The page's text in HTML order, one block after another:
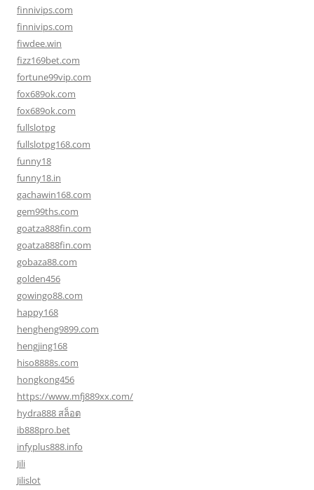
finnivips.com
finnivips.com
fiwdee.win
fizz169bet.com
fortune99vip.com
fox689ok.com
fox689ok.com
fullslotpg
fullslotpg168.com
funny18
funny18.in
gachawin168.com
gem99ths.com
goatza888fin.com
goatza888fin.com
gobaza88.com
golden456
gowingo88.com
happy168
hengheng9899.com
hengjing168
hiso8888s.com
hongkong456
https://www.mfj889xx.com/
hydra888 สล็อต
ib888pro.bet
infyplus888.info
Jili
Jilislot